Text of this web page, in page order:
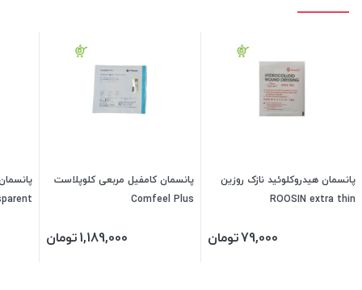
پانسمان هیدروکلوئید نازک روزین
ROOSIN extra thin
79,000تومان
پانسمان کامفیل مربعی کلوپلاست
Comfeel Plus
1,189,000تومان